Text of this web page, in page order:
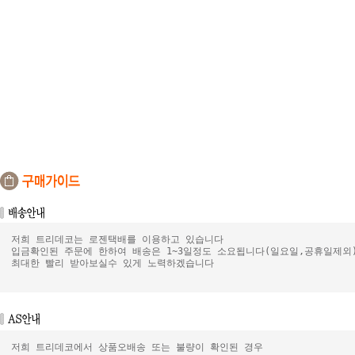
저희 트리데코는 로젠택배를 이용하고 있습니다
입금확인된 주문에 한하여 배송은 1~3일정도 소요됩니다(일요일,공휴일제
최대한 빨리 받아보실수 있게 노력하겠습니다
저희 트리데코에서 상품오배송 또는 불량이 확인된 경우